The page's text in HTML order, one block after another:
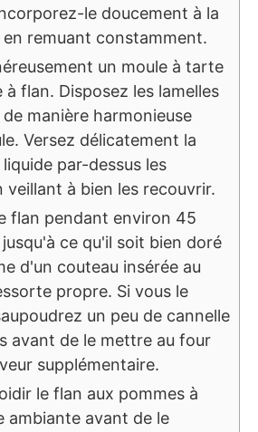
le doucement à la
remuant constamment.
un moule à tarte
à flan. Disposez les lamelles
manière harmonieuse
Versez délicatement la
par-dessus les
veillant à bien les recouvrir.
flan pendant environ 45
ce qu'il soit bien doré
d'un couteau insérée au
propre. Si vous le
un peu de cannelle
avant de le mettre au four
supplémentaire.
le flan aux pommes à
ambiante avant de le